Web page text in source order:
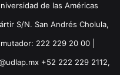
de las Américas
S/N. San Andrés Cholula,
222 229 20 00 |
+52 222 229 2112,